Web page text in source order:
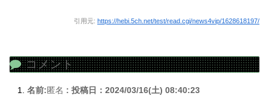
引用元: https://hebi.5ch.net/test/read.cgi/news4vip/1628618197/
コメント
名前:匿名 : 投稿日：2024/03/16(土) 08:40:23